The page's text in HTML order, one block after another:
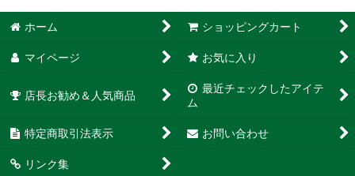
ホーム ショッピングカート
マイページ お気に入り
店長お勧め＆人気商品
最近チェックしたアイテ
ム
特定商取引法表示 お問い合わせ
リンク集